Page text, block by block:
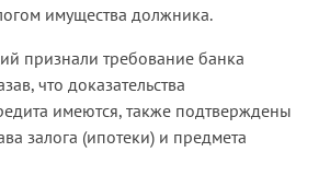
имущества должника.
признали требование банка
что доказательства
имеются, также подтверждены
залога (ипотеки) и предмета